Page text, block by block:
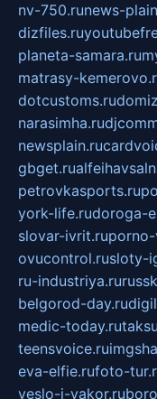
nv-750.runews-
dizfiles.ru
planeta-samara.ru
matrasy-
dotcustoms.ru
narasimha.ru
newsplain.ru
gbget.ru
petrovkasports.ru
york-life.rudoroga-
slovar-ivrit.ru
ovucontrol.rusloty-
ru-industriya.ru
belgorod-day.ru
medic-today.ru
teensvoice.ru
eva-elfie.rufoto-
veslo-i-yakor.ru